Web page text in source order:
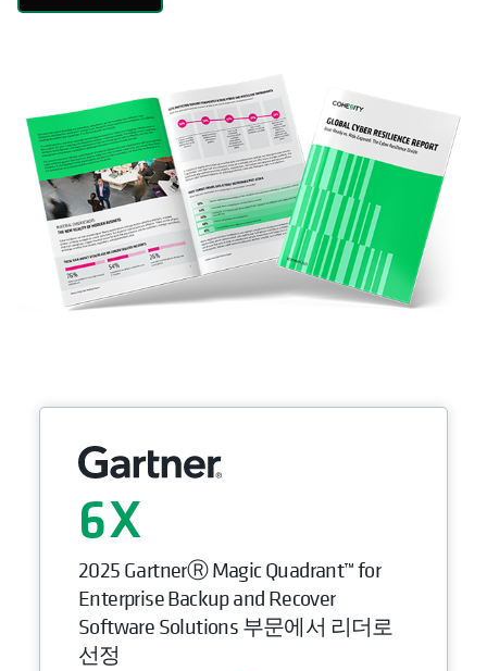
6
2025 GartnerⓇ Magic Quadrant™ for
Enterprise Backup and Recover
Software Solutions 부문에서 리더로
선정